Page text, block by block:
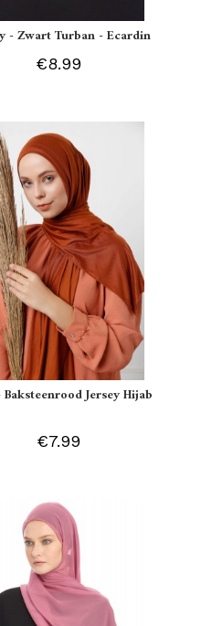
- Zwart Turban - Ecardin
€8.99
Jersey Hijab
€7.99